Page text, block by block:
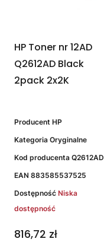
HP Toner nr 12AD
Q2612AD Black
2pack 2x2K
Producent HP
Kategoria Oryginalne
Kod producenta Q2612AD
EAN 883585537525
Dostępność Niska
dostępność
816,72 zł